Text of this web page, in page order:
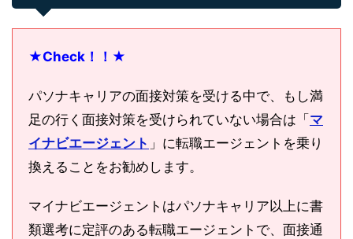
★Check！！★
パソナキャリアの面接対策を受ける中で、もし満
足の行く面接対策を受けられていない場合は「 マ
イナビエージェント 」に転職エージェントを乗り
換えることをお勧めします。
マイナビエージェントはパソナキャリア以上に書
類選考に定評のある転職エージェントで、面接通